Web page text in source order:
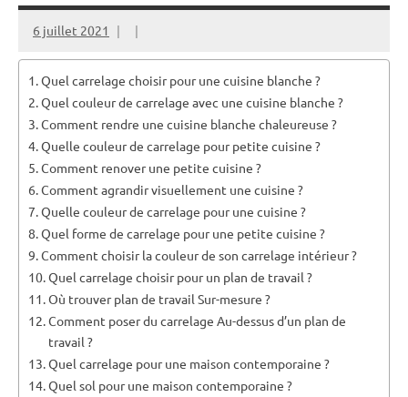
6 juillet 2021
Quel carrelage choisir pour une cuisine blanche ?
Quel couleur de carrelage avec une cuisine blanche ?
Comment rendre une cuisine blanche chaleureuse ?
Quelle couleur de carrelage pour petite cuisine ?
Comment renover une petite cuisine ?
Comment agrandir visuellement une cuisine ?
Quelle couleur de carrelage pour une cuisine ?
Quel forme de carrelage pour une petite cuisine ?
Comment choisir la couleur de son carrelage intérieur ?
Quel carrelage choisir pour un plan de travail ?
Où trouver plan de travail Sur-mesure ?
Comment poser du carrelage Au-dessus d’un plan de
travail ?
Quel carrelage pour une maison contemporaine ?
Quel sol pour une maison contemporaine ?